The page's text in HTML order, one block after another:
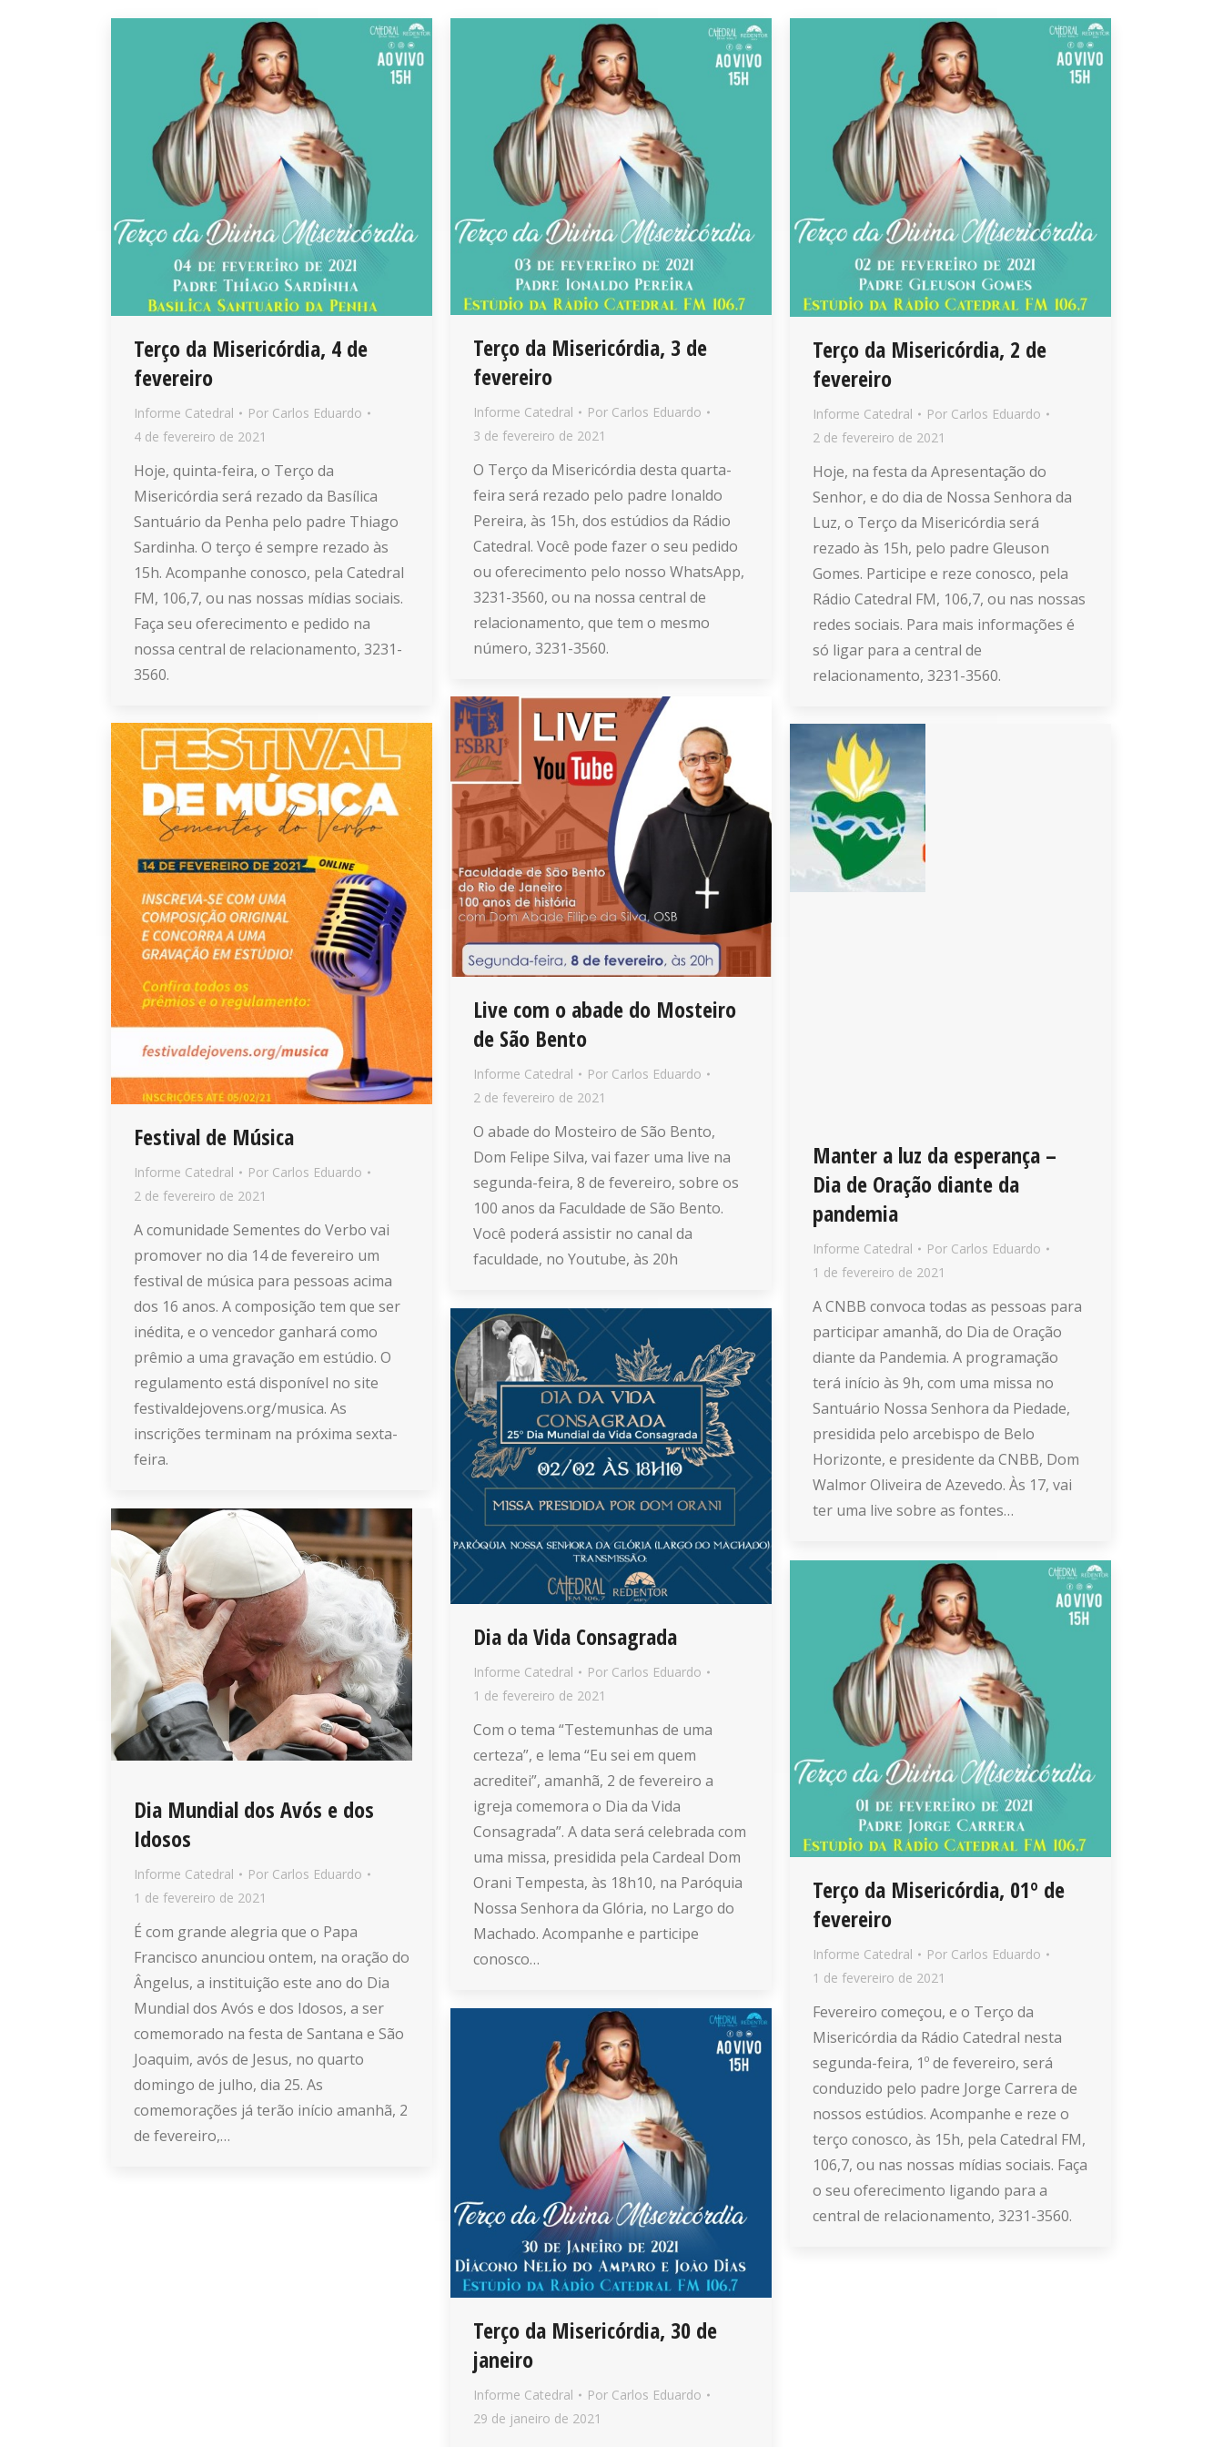
Terço da Misericórdia, 4 de
fevereiro
Informe Catedral Por Carlos Eduardo
4 de fevereiro de 2021
Hoje, quinta-feira, o Terço da
Misericórdia será rezado da Basílica
Santuário da Penha pelo padre Thiago
Sardinha. O terço é sempre rezado às
15h. Acompanhe conosco, pela Catedral
FM, 106,7, ou nas nossas mídias sociais.
Faça seu oferecimento e pedido na
nossa central de relacionamento, 3231-
3560.
Terço da Misericórdia, 3 de
fevereiro
Informe Catedral Por Carlos Eduardo
3 de fevereiro de 2021
O Terço da Misericórdia desta quarta-
feira será rezado pelo padre Ionaldo
Pereira, às 15h, dos estúdios da Rádio
Catedral. Você pode fazer o seu pedido
ou oferecimento pelo nosso WhatsApp,
3231-3560, ou na nossa central de
relacionamento, que tem o mesmo
número, 3231-3560.
Terço da Misericórdia, 2 de
fevereiro
Informe Catedral Por Carlos Eduardo
2 de fevereiro de 2021
Hoje, na festa da Apresentação do
Senhor, e do dia de Nossa Senhora da
Luz, o Terço da Misericórdia será
rezado às 15h, pelo padre Gleuson
Gomes. Participe e reze conosco, pela
Rádio Catedral FM, 106,7, ou nas nossas
redes sociais. Para mais informações é
só ligar para a central de
relacionamento, 3231-3560.
Live com o abade do Mosteiro
de São Bento
Informe Catedral Por Carlos Eduardo
2 de fevereiro de 2021
O abade do Mosteiro de São Bento,
Dom Felipe Silva, vai fazer uma live na
segunda-feira, 8 de fevereiro, sobre os
100 anos da Faculdade de São Bento.
Você poderá assistir no canal da
faculdade, no Youtube, às 20h
Festival de Música
Informe Catedral Por Carlos Eduardo
2 de fevereiro de 2021
A comunidade Sementes do Verbo vai
promover no dia 14 de fevereiro um
festival de música para pessoas acima
dos 16 anos. A composição tem que ser
inédita, e o vencedor ganhará como
prêmio a uma gravação em estúdio. O
regulamento está disponível no site
festivaldejovens.org/musica. As
inscrições terminam na próxima sexta-
feira.
Manter a luz da esperança –
Dia de Oração diante da
pandemia
Informe Catedral Por Carlos Eduardo
1 de fevereiro de 2021
A CNBB convoca todas as pessoas para
participar amanhã, do Dia de Oração
diante da Pandemia. A programação
terá início às 9h, com uma missa no
Santuário Nossa Senhora da Piedade,
presidida pelo arcebispo de Belo
Horizonte, e presidente da CNBB, Dom
Walmor Oliveira de Azevedo. Às 17, vai
ter uma live sobre as fontes…
Dia da Vida Consagrada
Informe Catedral Por Carlos Eduardo
1 de fevereiro de 2021
Com o tema “Testemunhas de uma
certeza”, e lema “Eu sei em quem
acreditei”, amanhã, 2 de fevereiro a
igreja comemora o Dia da Vida
Consagrada”. A data será celebrada com
uma missa, presidida pela Cardeal Dom
Orani Tempesta, às 18h10, na Paróquia
Nossa Senhora da Glória, no Largo do
Machado. Acompanhe e participe
conosco…
Dia Mundial dos Avós e dos
Idosos
Informe Catedral Por Carlos Eduardo
1 de fevereiro de 2021
É com grande alegria que o Papa
Francisco anunciou ontem, na oração do
Ângelus, a instituição este ano do Dia
Mundial dos Avós e dos Idosos, a ser
comemorado na festa de Santana e São
Joaquim, avós de Jesus, no quarto
domingo de julho, dia 25. As
comemorações já terão início amanhã, 2
de fevereiro,…
Terço da Misericórdia, 01º de
fevereiro
Informe Catedral Por Carlos Eduardo
1 de fevereiro de 2021
Fevereiro começou, e o Terço da
Misericórdia da Rádio Catedral nesta
segunda-feira, 1º de fevereiro, será
conduzido pelo padre Jorge Carrera de
nossos estúdios. Acompanhe e reze o
terço conosco, às 15h, pela Catedral FM,
106,7, ou nas nossas mídias sociais. Faça
o seu oferecimento ligando para a
central de relacionamento, 3231-3560.
Terço da Misericórdia, 30 de
janeiro
Informe Catedral Por Carlos Eduardo
29 de janeiro de 2021